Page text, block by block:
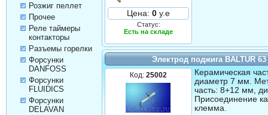
Розжиг пеллет
Прочее
Реле таймеры
контакторы
Разъемы горелки
Форсунки
DANFOSS
Форсунки
FLUIDICS
Форсунки
DELAVAN
Цена: 0 у.е
Статус:
Есть на складе
Электрод поджига BALTUR
Код:25002
Керамическая
диаметр 7 мм.
часть: 8+12 мм,
Присоединение
клемма.